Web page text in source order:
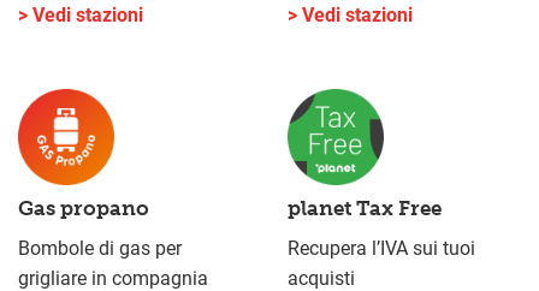
> Vedi stazioni
> Vedi stazioni
Gas propano
Bombole di gas per
grigliare in compagnia
planet Tax Free
Recupera l’IVA sui tuoi
acquisti